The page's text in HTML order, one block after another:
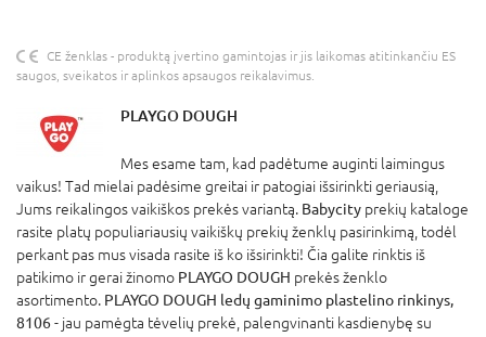
CE ženklas - produktą įvertino gamintojas ir jis laikomas atitinkančiu ES
saugos, sveikatos ir aplinkos apsaugos reikalavimus.
PLAYGO DOUGH
Mes esame tam, kad padėtume auginti laimingus
vaikus! Tad mielai padėsime greitai ir patogiai išsirinkti geriausią,
Jums reikalingos vaikiškos prekės variantą. Babycity prekių kataloge
rasite platų populiariausių vaikiškų prekių ženklų pasirinkimą, todėl
perkant pas mus visada rasite iš ko išsirinkti! Čia galite rinktis iš
patikimo ir gerai žinomo PLAYGO DOUGH prekės ženklo
asortimento. PLAYGO DOUGH ledų gaminimo plastelino rinkinys,
8106- jau pamėgta tėvelių prekė, palengvinanti kasdienybę su